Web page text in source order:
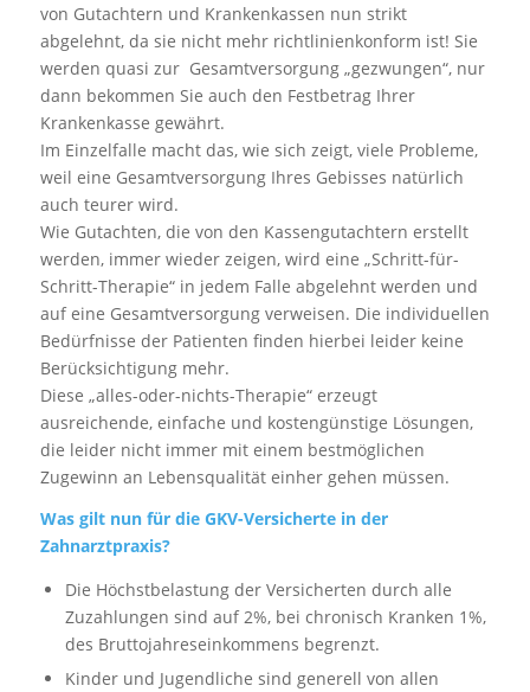
von Gutachtern und Krankenkassen nun strikt
abgelehnt, da sie nicht mehr richtlinienkonform ist! Sie
werden quasi zur Gesamtversorgung „gezwungen“, nur
dann bekommen Sie auch den Festbetrag Ihrer
Krankenkasse gewährt.
Im Einzelfalle macht das, wie sich zeigt, viele Probleme,
weil eine Gesamtversorgung Ihres Gebisses natürlich
auch teurer wird.
Wie Gutachten, die von den Kassengutachtern erstellt
werden, immer wieder zeigen, wird eine „Schritt-für-
Schritt-Therapie“ in jedem Falle abgelehnt werden und
auf eine Gesamtversorgung verweisen. Die individuellen
Bedürfnisse der Patienten finden hierbei leider keine
Berücksichtigung mehr.
Diese „alles-oder-nichts-Therapie“ erzeugt
ausreichende, einfache und kostengünstige Lösungen,
die leider nicht immer mit einem bestmöglichen
Zugewinn an Lebensqualität einher gehen müssen.
Was gilt nun für die GKV-Versicherte in der
Zahnarztpraxis?
Die Höchstbelastung der Versicherten durch alle
Zuzahlungen sind auf 2%, bei chronisch Kranken 1%,
des Bruttojahreseinkommens begrenzt.
Kinder und Jugendliche sind generell von allen